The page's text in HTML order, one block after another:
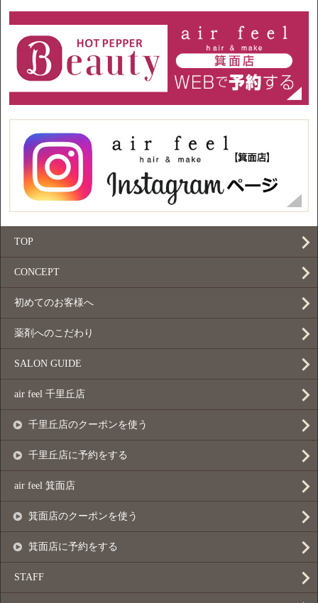
TOP
CONCEPT
初めてのお客様へ
薬剤へのこだわり
SALON GUIDE
air feel 千里丘店
千里丘店のクーポンを使う
千里丘店に予約をする
air feel 箕面店
箕面店のクーポンを使う
箕面店に予約をする
STAFF